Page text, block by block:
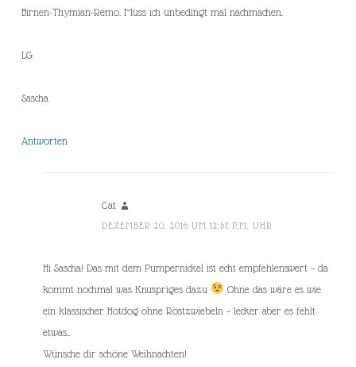
Birnen-Thymian-Remo. Muss ich unbedingt mal nachmachen.
LG
Sascha
Antworten
Cat
DEZEMBER 20, 2016 UM 12:57 P.M. UHR
Hi Sascha! Das mit dem Pumpernickel ist echt empfehlenswert – da
kommt nochmal was Knuspriges dazu
Ohne das wäre es wie
ein klassischer Hotdog ohne Röstzwiebeln – lecker aber es fehlt
etwas..
Wünsche dir schöne Weihnachten!